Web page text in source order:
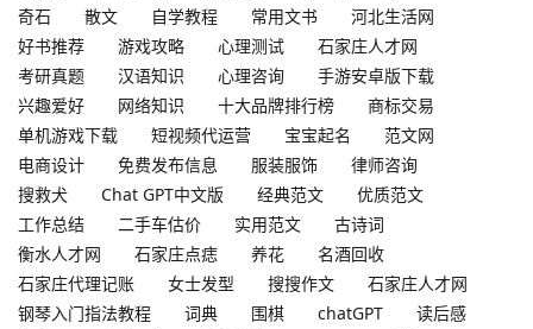
奇石
散文 自学教程 常用文书
河北生活网
好书推荐
游戏攻略 心理测试
石家庄人才网
考研真题
汉语知识 心理咨询
手游安卓版下载
兴趣爱好
网络知识 十大品牌排行榜
商标交易
单机游戏下载
短视频代运营 宝宝起名
范文网
电商设计
免费发布信息 服装服饰
律师咨询
搜救犬
Chat GPT中文版 经典范文
优质范文
工作总结
二手车估价 实用范文
古诗词
衡水人才网
石家庄点痣 养花
名酒回收
石家庄代理记账
女士发型 搜搜作文
石家庄人才网
钢琴入门指法教程
词典 围棋 chatGPT
读后感